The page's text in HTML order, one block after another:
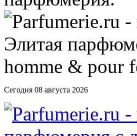
Сегодня 08 августа 2026